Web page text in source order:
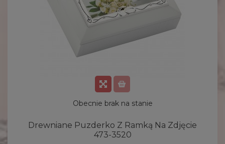
Obecnie brak na stanie
Drewniane Puzderko Z Ramką Na Zdjęcie
473-3520